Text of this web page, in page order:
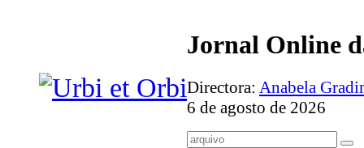
Jornal Online
Directora: Anabela
6 de agosto de 2026